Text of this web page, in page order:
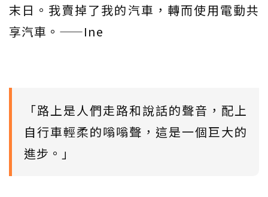
末日。我賣掉了我的汽車，轉而使用電動共
享汽車。——Ine
「路上是人們走路和說話的聲音，配上
自行車輕柔的嗡嗡聲，這是一個巨大的
進步。」